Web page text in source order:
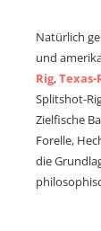
Natürlich
und
Rig,Texas-
Splitshot-
Zielfische
Forelle,
die